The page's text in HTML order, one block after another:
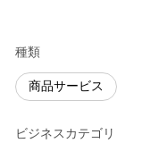
種類
商品サービス
ビジネスカテゴリ